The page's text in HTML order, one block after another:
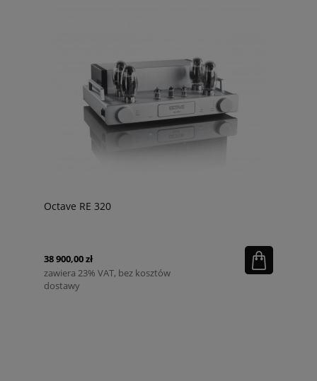
Octave RE 320
38 900,00 zł
zawiera 23% VAT, bez kosztów
dostawy